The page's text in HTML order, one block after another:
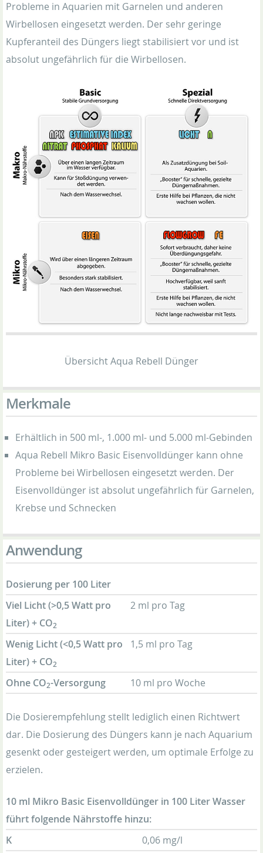
Probleme in Aquarien mit Garnelen und anderen
Wirbellosen eingesetzt werden. Der sehr geringe
Kupferanteil des Düngers liegt stabilisiert vor und ist
absolut ungefährlich für die Wirbellosen.
Übersicht Aqua Rebell Dünger
Merkmale
Erhältlich in 500 ml-, 1.000 ml- und 5.000 ml-Gebinden
Aqua Rebell Mikro Basic Eisenvolldünger kann ohne
Probleme bei Wirbellosen eingesetzt werden. Der
Eisenvolldünger ist absolut ungefährlich für Garnelen,
Krebse und Schnecken
Anwendung
Dosierung per 100 Liter
Viel Licht (>0,5 Watt pro
Liter) + CO2
2 ml pro Tag
Wenig Licht (<0,5 Watt pro
Liter) + CO2
1,5 ml pro Tag
Ohne CO2-Versorgung 10 ml pro Woche
Die Dosierempfehlung stellt lediglich einen Richtwert
dar. Die Dosierung des Düngers kann je nach Aquarium
gesenkt oder gesteigert werden, um optimale Erfolge zu
erzielen.
10 ml Mikro Basic Eisenvolldünger in 100 Liter Wasser
führt folgende Nährstoffe hinzu:
K
0,06 mg/l